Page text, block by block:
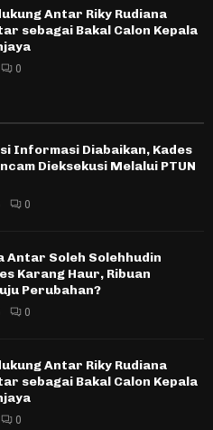
Antar Riky Rudiana
sebagai Bakal Calon Kepala
0
Informasi Diabaikan, Kades
Dieksekusi Melalui PTUN
0
Antar Soleh Solehhudin
Karang Haur, Ribuan
Perubahan?
0
Antar Riky Rudiana
sebagai Bakal Calon Kepala
0